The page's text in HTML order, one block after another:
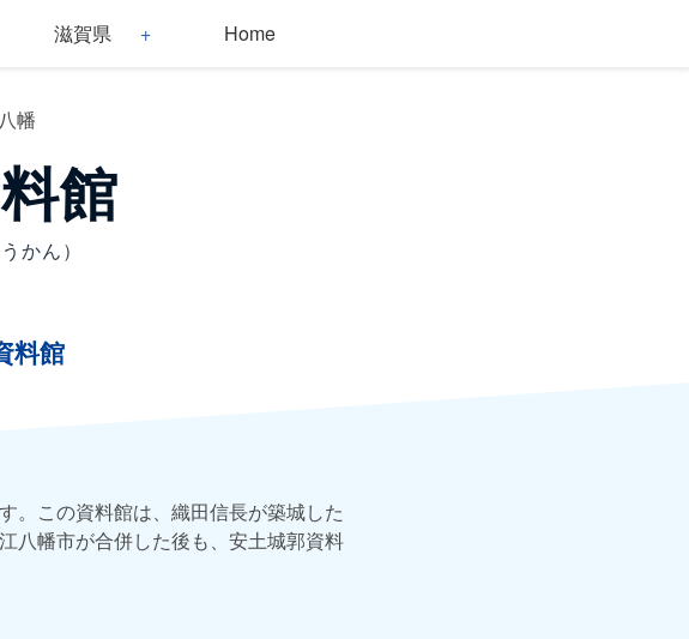
滋賀県 Home
幡
館
かん）
料館
。この資料館は、織田信長が築城した
八幡市が合併した後も、安土城郭資料